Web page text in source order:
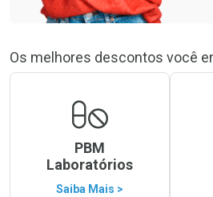
Os melhores descontos você
PBM
Laboratórios
Saiba Mais >